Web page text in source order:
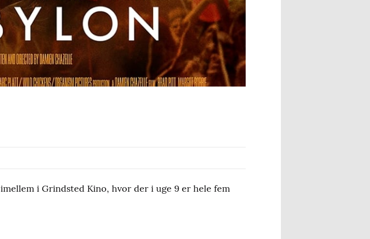
i Grindsted Kino, hvor der i uge 9 er hele fem